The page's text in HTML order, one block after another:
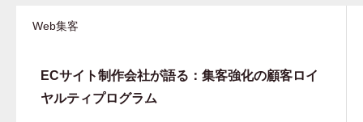
Web集客
ECサイト制作会社が語る：集客強化の顧客ロイ
ヤルティプログラム